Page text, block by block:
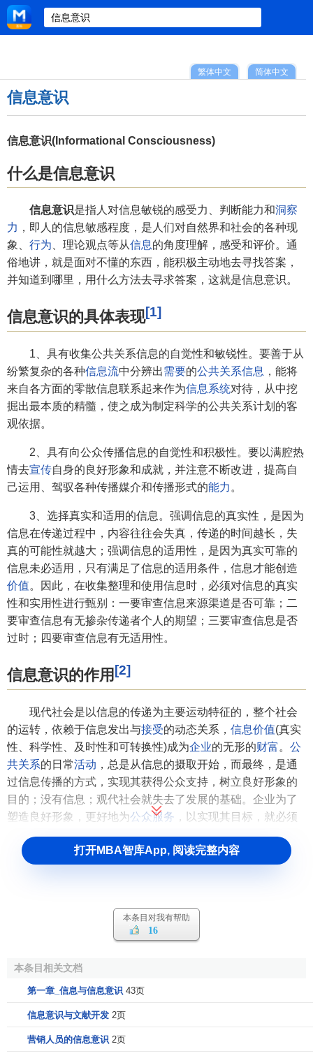
简体中文
繁体中文
信息意识
信息意识(Informational Consciousness)
什么是信息意识
信息意识是指人对信息敏锐的感受力、判断能力和洞察
力 ，即人的信息敏感程度，是人们对自然界和社会的各种现
象、 行为 、理论观点等从信息的角度理解，感受和评价。通
俗地讲，就是面对不懂的东西，能积极主动地去寻找答案，
并知道到哪里，用什么方法去寻求答案，这就是信息意识。
信息意识的具体表现[1]
1、具有收集公共关系信息的自觉性和敏锐性。要善于从
纷繁复杂的各种信息流中分辨出需要的公共关系信息 ，能将
来自各方面的零散信息联系起来作为信息系统对待，从中挖
掘出最本质的精髓，使之成为制定科学的公共关系计划的客
观依据。
2、具有向公众传播信息的自觉性和积极性。要以满腔热
情去宣传自身的良好形象和成就，并注意不断改进，提高自
己运用、驾驭各种传播媒介和传播形式的能力 。
3、选择真实和适用的信息。强调信息的真实性，是因为
信息在传递过程中，内容往往会失真，传递的时间越长，失
真的可能性就越大；强调信息的适用性，是因为真实可靠的
信息未必适用，只有满足了信息的适用条件，信息才能创造
价值。因此，在收集整理和使用信息时，必须对信息的真实
性和实用性进行甄别：一要审查信息来源渠道是否可靠；二
要审查信息有无掺杂传递者个人的期望；三要审查信息是否
过时；四要审查信息有无适用性。
信息意识的作用 [2]
现代社会是以信息的传递为主要运动特征的，整个社会
的运转，依赖于信息发出与接受的动态关系， 信息价值(真实
性、科学性、及时性和可转换性)成为企业的无形的财富 。 公
共关系的日常活动 ，总是从信息的摄取开始，而最终，是通
过信息传播的方式，实现其获得公众支持，树立良好形象的
目的；没有信息；观代社会就失去了发展的基础。企业为了
塑造良好形象，更好地为公众服务 ，以实现其目标，就必须
构架一个信息交流的网络，来掌握环境的变化，保护组织
生存，促进组织的发展。
联系所决定，亦由现代信息传播技术的发展所决定，这种信
息意识必须在更为广阔的信息运动背景下发挥作用。包括
手信息、消费者信息
信息、
财政金融信息、能源信息、人口信息在内的
识主导下的有序的运动过程。没有掌握和处理现代社会信息
价值的能力，不具备搜集、发出和转换信息的自觉意识，任
打开MBA智库App, 阅读完整内容
本条目对我有帮助
16
本条目相关文档
第一章_信息与信息意识 43页
信息意识与文献开发 2页
营销人员的信息意识 2页